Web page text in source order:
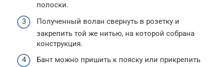
полоски.
Полученный волан свернуть в розетку и
закрепить той же нитью, на которой собрана
конструкция.
Бант можно пришить к пояску или прикрепить